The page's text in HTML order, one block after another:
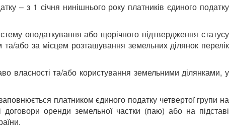
– з 1 січня нинішнього року платників єдиного податку
оподаткування або щорічного підтвердження статусу
або за місцем розташування земельних ділянок перелік
власності та/або користування земельними ділянками, у
платником єдиного податку четвертої групи на
оренди земельної частки (паю) або на підставі